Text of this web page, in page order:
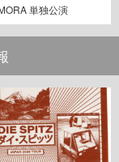
単独公演